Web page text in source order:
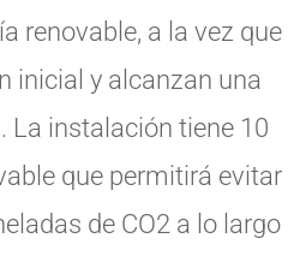
renovable, a la vez que
inicial y alcanzan una
La instalación tiene 10
que permitirá evitar
de CO2 a lo largo